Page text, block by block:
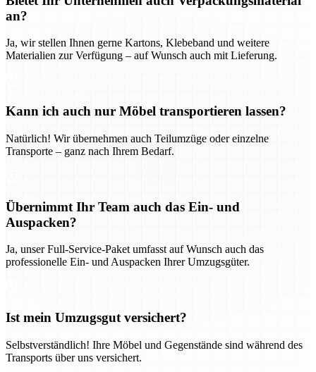
an?
Ja, wir stellen Ihnen gerne Kartons, Klebeband und weitere
Materialien zur Verfügung – auf Wunsch auch mit Lieferung.
Kann ich auch nur Möbel transportieren lassen?
Natürlich! Wir übernehmen auch Teilumzüge oder einzelne
Transporte – ganz nach Ihrem Bedarf.
Übernimmt Ihr Team auch das Ein- und
Auspacken?
Ja, unser Full-Service-Paket umfasst auf Wunsch auch das
professionelle Ein- und Auspacken Ihrer Umzugsgüter.
Ist mein Umzugsgut versichert?
Selbstverständlich! Ihre Möbel und Gegenstände sind während des
Transports über uns versichert.